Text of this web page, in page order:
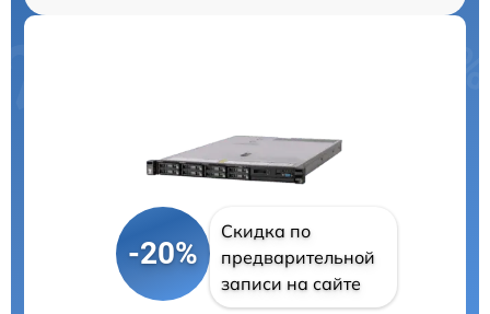
-20%
Скидка по
предварительной
записи на сайте